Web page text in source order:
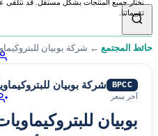
نختار جميع المنتجات بشكل مستقل. قد نتلقى
تقييماتنا.
حائط المجتمع ← شركة بوبيان
BPCC شركة بوبيان
آخر سعر
بوبيان